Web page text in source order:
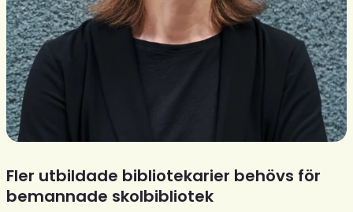
Fler utbildade bibliotekarier behövs för
bemannade skolbibliotek